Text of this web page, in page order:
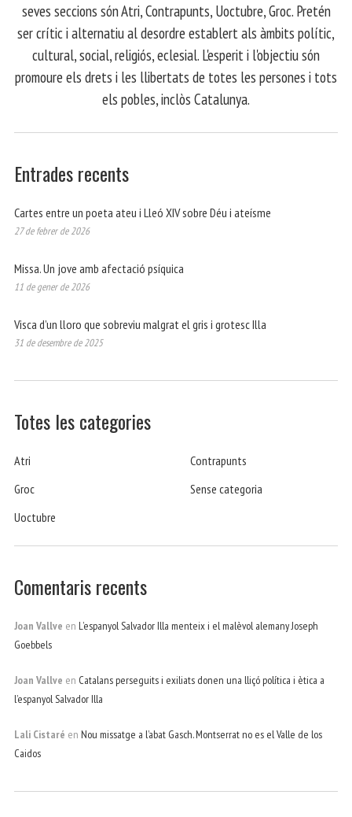
seves seccions són Atri, Contrapunts, Uoctubre, Groc. Pretén
ser crític i alternatiu al desordre establert als àmbits polític,
cultural, social, religiós, eclesial. L'esperit i l'objectiu són
promoure els drets i les llibertats de totes les persones i tots
els pobles, inclòs Catalunya.
Entrades recents
Cartes entre un poeta ateu i Lleó XIV sobre Déu i ateísme
27 de febrer de 2026
Missa. Un jove amb afectació psíquica
11 de gener de 2026
Visca d’un lloro que sobreviu malgrat el gris i grotesc Illa
31 de desembre de 2025
Totes les categories
Atri
Contrapunts
Groc
Sense categoria
Uoctubre
Comentaris recents
Joan Vallve en L’espanyol Salvador Illa menteix i el malèvol alemany Joseph
Goebbels
Joan Vallve en Catalans perseguits i exiliats donen una lliçó política i ètica a
l’espanyol Salvador Illa
Lali Cistaré en Nou missatge a l’abat Gasch. Montserrat no es el Valle de los
Caidos